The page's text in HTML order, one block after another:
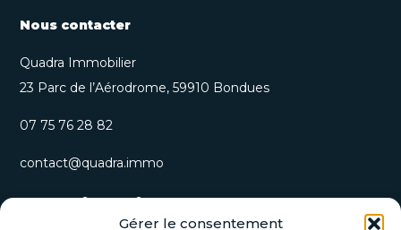
Gérer le consentement
Nous contacter
Quadra Immobilier
23 Parc de l’Aérodrome, 59910 Bondues
07 75 76 28 82
contact@quadra.immo
S’inscrire à notre newsletter